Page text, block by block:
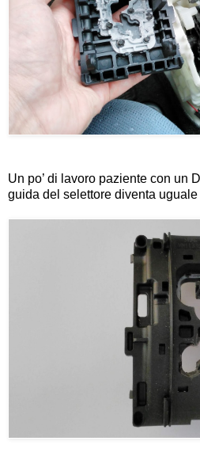
Un po’ di lavoro paziente con un
guida del selettore diventa